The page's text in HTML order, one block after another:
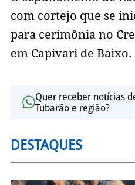
com cortejo que se
para cerimônia no
em Capivari de Baixo.
Quer receber notícias
Tubarão e região?
DESTAQUES